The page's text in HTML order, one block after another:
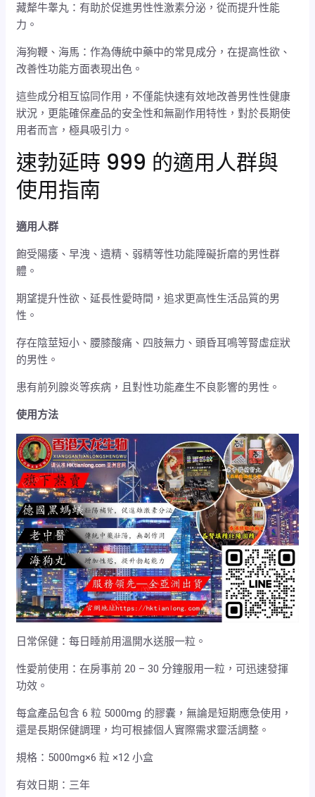
藏犛牛睾丸：有助於促進男性性激素分泌，從而提升性能
力。
海狗鞭、海馬：作為傳統中藥中的常見成分，在提高性欲、
改善性功能方面表現出色。
這些成分相互協同作用，不僅能快速有效地改善男性性健康
狀況，更能確保產品的安全性和無副作用特性，對於長期使
用者而言，極具吸引力。
速勃延時 999 的適用人群與
使用指南
適用人群
飽受陽痿、早洩、遺精、弱精等性功能障礙折磨的男性群
體。
期望提升性欲、延長性愛時間，追求更高性生活品質的男
性。
存在陰莖短小、腰膝酸痛、四肢無力、頭昏耳鳴等腎虛症狀
的男性。
患有前列腺炎等疾病，且對性功能產生不良影響的男性。
使用方法
日常保健：每日睡前用溫開水送服一粒。
性愛前使用：在房事前 20 – 30 分鐘服用一粒，可迅速發揮
功效。
每盒產品包含 6 粒 5000mg 的膠囊，無論是短期應急使用，
還是長期保健調理，均可根據個人實際需求靈活調整。
規格：5000mg×6 粒 ×12 小盒
有效日期：三年